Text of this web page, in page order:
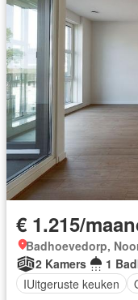
€ 1.215/
Badhoevedorp,
2 Kamers
1
IUitgeruste keuken